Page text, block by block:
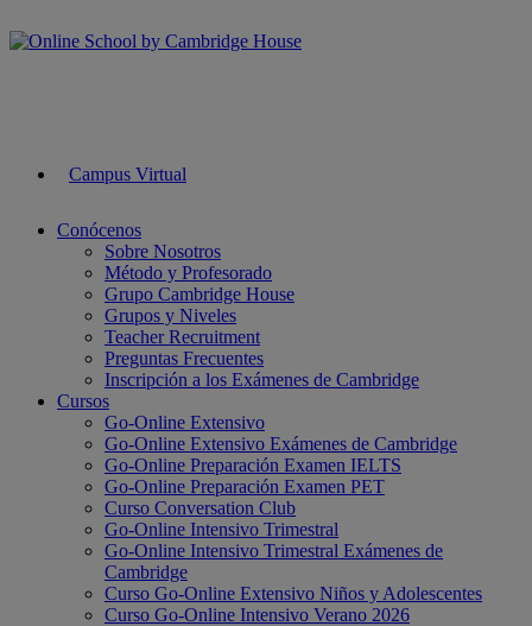
Campus Virtual
Conócenos
Sobre Nosotros
Método y Profesorado
Grupo Cambridge House
Grupos y Niveles
Teacher Recruitment
Preguntas Frecuentes
Inscripción a los Exámenes de Cambridge
Cursos
Go-Online Extensivo
Go-Online Extensivo Exámenes de Cambridge
Go-Online Preparación Examen IELTS
Go-Online Preparación Examen PET
Curso Conversation Club
Go-Online Intensivo Trimestral
Go-Online Intensivo Trimestral Exámenes de
Cambridge
Curso Go-Online Extensivo Niños y Adolescentes
Curso Go-Online Intensivo Verano 2026